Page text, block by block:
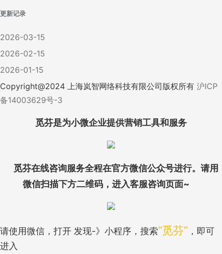
更新记录
2026-03-15
2026-02-15
2026-01-15
Copyright@2024 上海岚智网络科技有限公司版权所有 沪ICP
备14003629号-3
觅芬是为小微企业提供营销工具和服务
觅芬在线咨询服务全程在官方微信公众号进行。请用
微信扫描下方二维码，进入客服咨询页面~
请使用微信，打开 发现-》小程序，搜索“觅芬” ，即可
进入